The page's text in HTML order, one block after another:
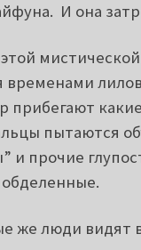
И она
временами
прибегают
пытаются
и прочие
же люди видят